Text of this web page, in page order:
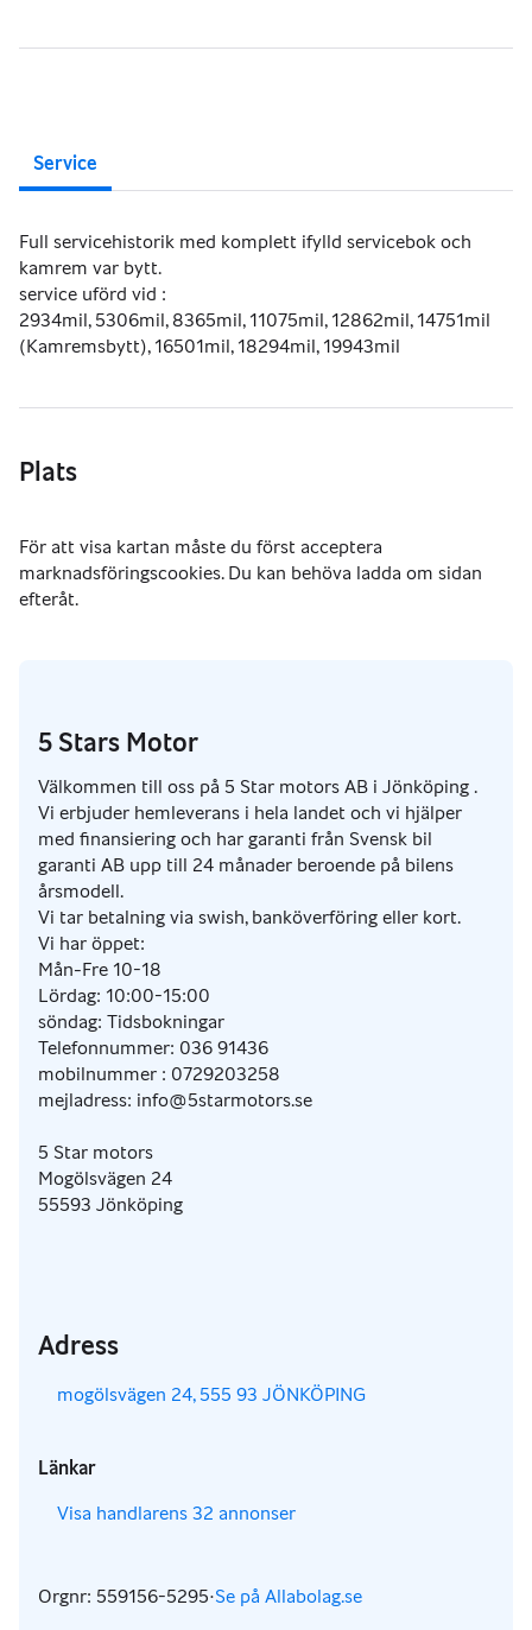
Service
Full servicehistorik med komplett ifylld servicebok och
kamrem var bytt.
service uförd vid :
2934mil, 5306mil, 8365mil, 11075mil, 12862mil, 14751mil
(Kamremsbytt), 16501mil, 18294mil, 19943mil
Plats
5 Stars Motor
Välkommen till oss på 5 Star motors AB i Jönköping .
Vi erbjuder hemleverans i hela landet och vi hjälper
med finansiering och har garanti från Svensk bil
garanti AB upp till 24 månader beroende på bilens
årsmodell.
Vi tar betalning via swish, banköverföring eller kort.
Vi har öppet:
Mån-Fre 10-18
Lördag: 10:00-15:00
söndag: Tidsbokningar
Telefonnummer: 036 91436
mobilnummer : 0729203258
mejladress: info@5starmotors.se
5 Star motors
Mogölsvägen 24
55593 Jönköping
Adress
mogölsvägen 24, 555 93 JÖNKÖPING
Länkar
Visa handlarens 32 annonser
Orgnr: 559156-5295·Se på Allabolag.se
,